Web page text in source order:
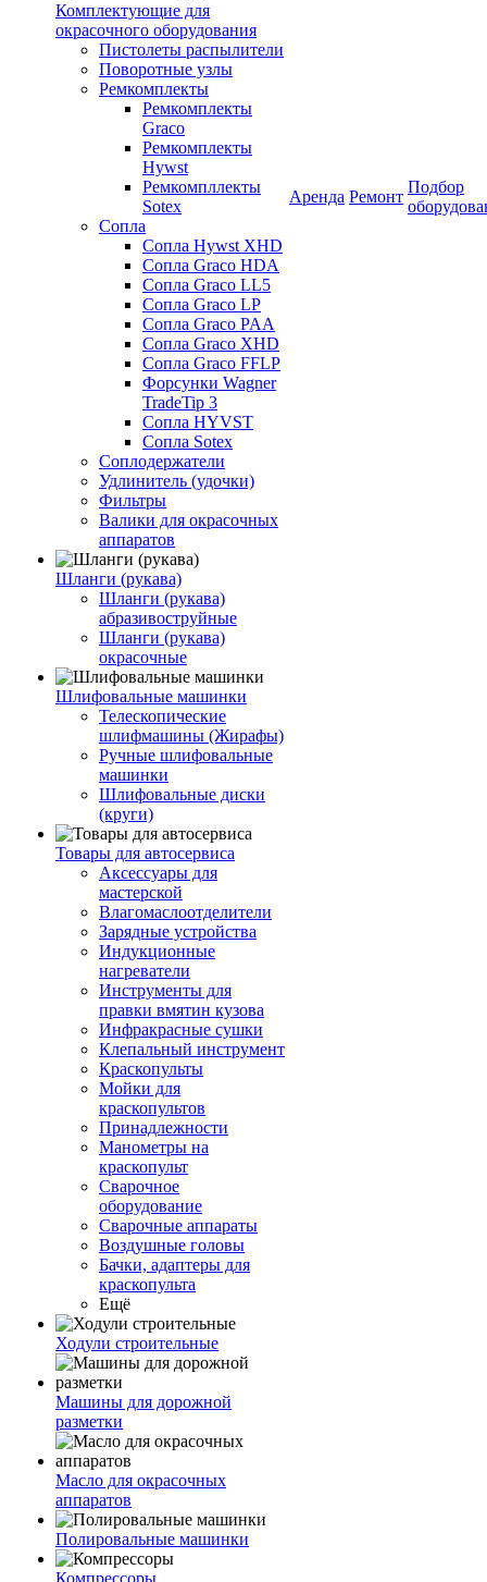
Комплектующие для
окрасочного оборудования
Пистолеты распылители
Поворотные узлы
Ремкомплекты
Ремкомплекты
Graco
Ремкомплекты
Hywst
Ремкомпллекты
Sotex
Сопла
Сопла Hywst XHD
Сопла Graco HDA
Сопла Graco LL5
Сопла Graco LP
Сопла Graco PAA
Сопла Graco XHD
Сопла Graco FFLP
Форсунки Wagner
TradeTip 3
Сопла HYVST
Сопла Sotex
Соплодержатели
Удлинитель (удочки)
Фильтры
Валики для окрасочных
аппаратов
Шланги (рукава)
Шланги (рукава)
абразивоструйные
Шланги (рукава)
окрасочные
Шлифовальные машинки
Телескопические
шлифмашины (Жирафы)
Ручные шлифовальные
машинки
Шлифовальные диски
(круги)
Товары для автосервиса
Аксессуары для
мастерской
Влагомаслоотделители
Зарядные устройства
Индукционные
нагреватели
Инструменты для
правки вмятин кузова
Инфракрасные сушки
Клепальный инструмент
Краскопульты
Мойки для
краскопультов
Принадлежности
Манометры на
краскопульт
Сварочное
оборудование
Сварочные аппараты
Воздушные головы
Бачки, адаптеры для
краскопульта
Ещё
Ходули строительные
Машины для дорожной
разметки
Масло для окрасочных
аппаратов
Полировальные машинки
Компрессоры
Аренда Ремонт
Подбор